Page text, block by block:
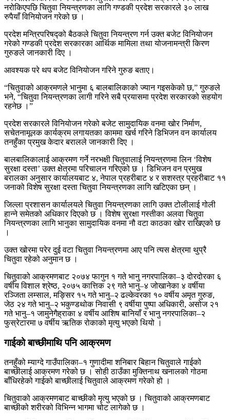
नरोकिएपछि चितुवा नियन्त्रणका लागि गण्डकी प्रदेश सरकारले ३० लाख
रुपैयाँ विनियोजन गरेको छ ।
प्रदेश मन्त्रिपरिषद्को बैठकले चितुवा नियन्त्रण गर्न उक्त बजेट विनियोजन
गरेको गण्डकी प्रदेश सरकारका आर्थिक मामिला तथा योजनामन्त्री किरण
गुरुङले जानकारी दिए ।
आवश्यक परे थप बजेट विनियोजन गरिने गुरुङ बताए।
“चितुवाको आक्रमणले भानुमा ६ बालबालिकाको ज्यान गइसकेको छ,” गुरुङले
भने, “चितुवा नियन्त्रणका लागी गरिने सबै प्रयासमा प्रदेश सरकारको सहयोग
रहनेछ ।”
प्रदेश सरकारले विनियोजन गरेको बजेट सामुदायिक वनमा खोर निर्माण,
सचेतनामूलक कार्यक्रम लगायतका काममा खर्च गरिने डिभिजन वन कार्यालय
तनहुँका प्रमुख केदार बरालले जानकारी दिए ।
बालबालिकालाई आक्रमण गर्ने नरभक्षी चितुवालाई नियन्त्रणमा लिन ‘विशेष
सुरक्षा दस्ता’ उक्त क्षेत्रमा परिचालन गरिएको छ । डिभिजन वन प्रमुख
बरालका अनुसार कार्यालयबाट ४, नेपाल प्रहरीबाट ४ र सशस्त्र प्रहरीबाट ११
जनाको विशेष सुरक्षा दस्ता चितुवा नियन्त्रणका लागि खटिएका छन् ।
जिल्ला प्रशासन कार्यालयले चितुवा नियन्त्रणका लागि उक्त टोलीलाई गोली
हान्ने समेतको अधिकार दिएको छ । विशेष सुरक्षा गस्तीका अलवा चितुवा
नियन्त्रणका लागि भानुका सामुदायिक वनमा नौ वटा काठका खोर राखिएको छ
।
उक्त खोरमा परेर दुई वटा चितुवा नियन्त्रणमा आए पनि त्यस क्षेत्रमा थुप्रै
चितुवा रहेको अनुमान छ ।
चितुवाको आक्रमणबाट २०७४ फागुन १ गते भानु नगरपालिका–३ दोरदोरका ६
वर्षीय विशाल श्रेष्ठ, २०७५ कात्तिक २९ गते भानु–४ जोखानेका ४ वर्षीया
रञ्जिता लम्साल, मङ्सिर १५ गते भानु–२ ढल्केवरका १० वर्षीय अमृत गुरुङ,
जेठ २४ गते भानु–२ भकुण्डथोक निवासी ९ वर्षीया पुष्पा अधिकारी, असोज २१
गते भानु–१ जामुनेगैह्राका ४ वर्षीय आशिष बानियाँ र भानु नगरपालिका–२
फुस्रेटारमा ७ वर्षीय ऋतिक रोकाको मृत्यु भएको थियो ।
गाईको बाच्छीमाथि पनि आक्रमण
तनहुँको म्याग्दे गाउँपालिका–१ गुणादीमा शनिबार बिहान चितुवाले गाईको
बाच्छीलाई आक्रमण गरेको छ । सोही ठाउँका मुक्तिनाथ खनालको गोठमा
बाँधिरहेको गाईको बाच्छीलाई चितुवाले आक्रमण गरेको हो ।
चितुवाको आक्रमणबाट बाच्छीको मृत्यु भएको छ । चितुवाको आक्रमणबाट
बाच्छीको शरीरको विभिन्न भागमा चोट लागेको छ ।